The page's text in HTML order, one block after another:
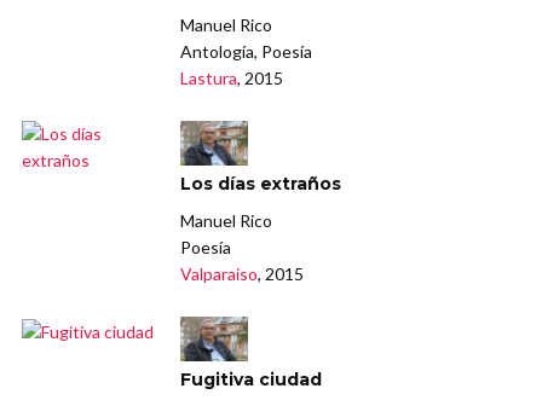
Manuel Rico
Antología, Poesía
Lastura, 2015
Los días extraños
Manuel Rico
Poesía
Valparaiso, 2015
Fugitiva ciudad